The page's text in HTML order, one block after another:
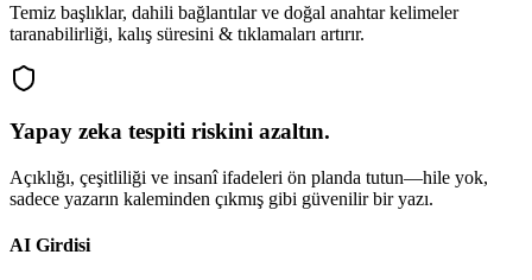
Temiz başlıklar, dahili bağlantılar ve doğal anahtar kelimeler
taranabilirliği, kalış süresini & tıklamaları artırır.
Yapay zeka tespiti riskini azaltın.
Açıklığı, çeşitliliği ve insanî ifadeleri ön planda tutun—hile yok,
sadece yazarın kaleminden çıkmış gibi güvenilir bir yazı.
AI Girdisi